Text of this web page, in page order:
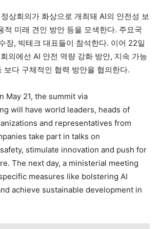
상회의가 화상으로 개최돼 AI의 안전성 보
적 미래 견인 방안 등을 모색한다. 주요국
장, 빅테크 대표들이 참석한다. 이어 22일
의에선 AI 안전 역량 강화 방안, 지속 가능
보다 구체적인 협력 방안을 협의한다.
May 21, the summit via
will have world leaders, heads of
and representatives from
take part in talks on
stimulate innovation and push for
The next day, a ministerial meeting
measures like bolstering AI
achieve sustainable development in